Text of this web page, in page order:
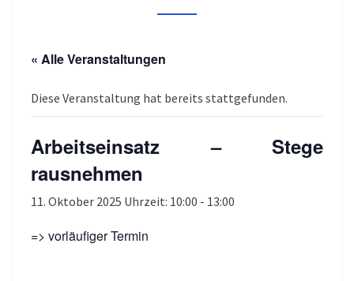
« Alle Veranstaltungen
Diese Veranstaltung hat bereits stattgefunden.
Arbeitseinsatz – Stege
rausnehmen
11. Oktober 2025 Uhrzeit: 10:00 - 13:00
=> vorläufiger Termin